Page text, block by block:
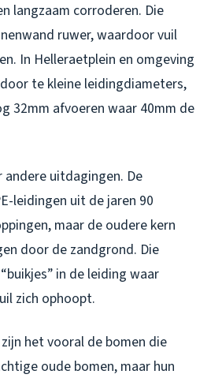
langzaam corroderen. Die
ruwer, waardoor vuil
In Helleraetplein en omgeving
te kleine leidingdiameters,
32mm afvoeren waar 40mm de
andere uitdagingen. De
leidingen uit de jaren 90
maar de oudere kern
door de zandgrond. Die
in de leiding waar
zich ophoopt.
het vooral de bomen die
oude bomen, maar hun